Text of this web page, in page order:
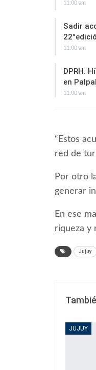
11:00 am
Sadir
11:00 am
DPRH.
en
11:00 am
“Estos
red de
Por otro
generar
En ese
riqueza y
Jujuy
JUJUY